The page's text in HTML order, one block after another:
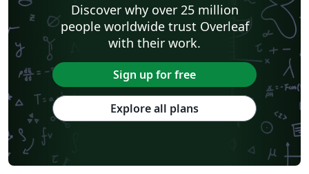
Discover why over 25 million
people worldwide trust Overleaf
with their work.
Sign up for free
Explore all plans